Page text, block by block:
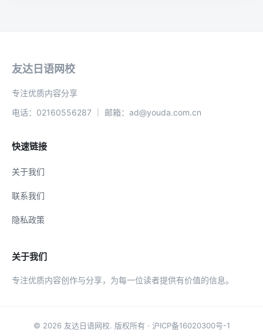
友达日语网校
专注优质内容分享
电话：02160556287 ｜ 邮箱：ad@youda.com.cn
快速链接
关于我们
联系我们
隐私政策
关于我们
专注优质内容创作与分享，为每一位读者提供有价值的信息。
© 2026 友达日语网校. 版权所有 · 沪ICP备16020300号-1